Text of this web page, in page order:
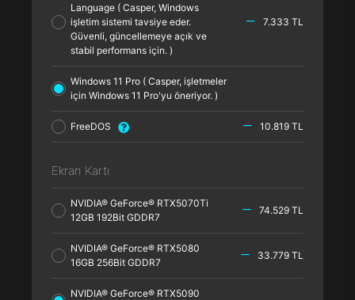
Language ( Casper, Windows
işletim sistemi tavsiye eder.
Güvenli, güncellemeye açık ve
stabil performans için. )
7.333 TL
Windows 11 Pro ( Casper, işletmeler
için Windows 11 Pro'yu öneriyor. )
FreeDOS 10.819 TL
Ekran Kartı
NVIDIA® GeForce® RTX5070Ti
12GB 192Bit GDDR7
74.529 TL
NVIDIA® GeForce® RTX5080
16GB 256Bit GDDR7
33.779 TL
NVIDIA® GeForce® RTX5090